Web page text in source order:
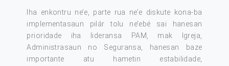
Iha enkontru ne’e, parte rua ne’e diskute kona-ba
implementasaun pilár tolu ne’ebé sai hanesan
prioridade iha lideransa PAM, mak Igreja,
Administrasaun no Seguransa, hanesan baze
importante atu hametin estabilidade,